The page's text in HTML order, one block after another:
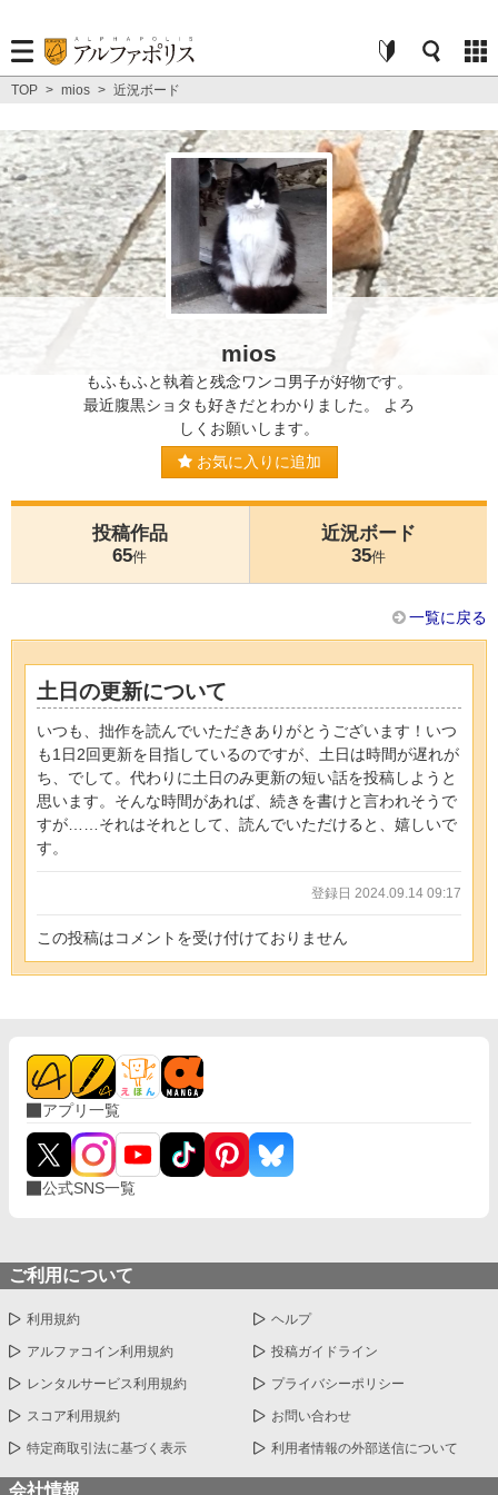
TOP > mios > 近況ボード
mios
もふもふと執着と残念ワンコ男子が好物です。
最近腹黒ショタも好きだとわかりました。 よろ
しくお願いします。
お気に入りに追加
投稿作品
65件
近況ボード
35件
一覧に戻る
土日の更新について
いつも、拙作を読んでいただきありがとうございます！いつ
も1日2回更新を目指しているのですが、土日は時間が遅れが
ち、でして。代わりに土日のみ更新の短い話を投稿しようと
思います。そんな時間があれば、続きを書けと言われそうで
すが……それはそれとして、読んでいただけると、嬉しいで
す。
登録日 2024.09.14 09:17
この投稿はコメントを受け付けておりません
アプリ一覧
公式SNS一覧
ご利用について
利用規約 ヘルプ
アルファコイン利用規約 投稿ガイドライン
レンタルサービス利用規約 プライバシーポリシー
スコア利用規約 お問い合わせ
特定商取引法に基づく表示 利用者情報の外部送信について
会社情報